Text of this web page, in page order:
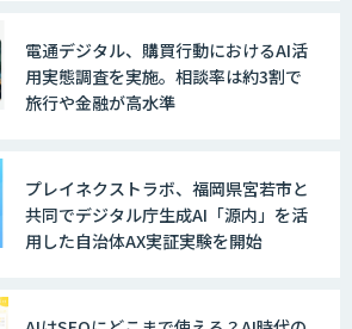
Explaza 生成AI Partner｜AIエージェン
GENIEE SFA/CRM
電通デジタル、購買行動におけるAI活
用実態調査を実施。相談率は約3割で
旅行や金融が高水準
プレイネクストラボ、福岡県宮若市と
共同でデジタル庁生成AI「源内」を活
用した自治体AX実証実験を開始